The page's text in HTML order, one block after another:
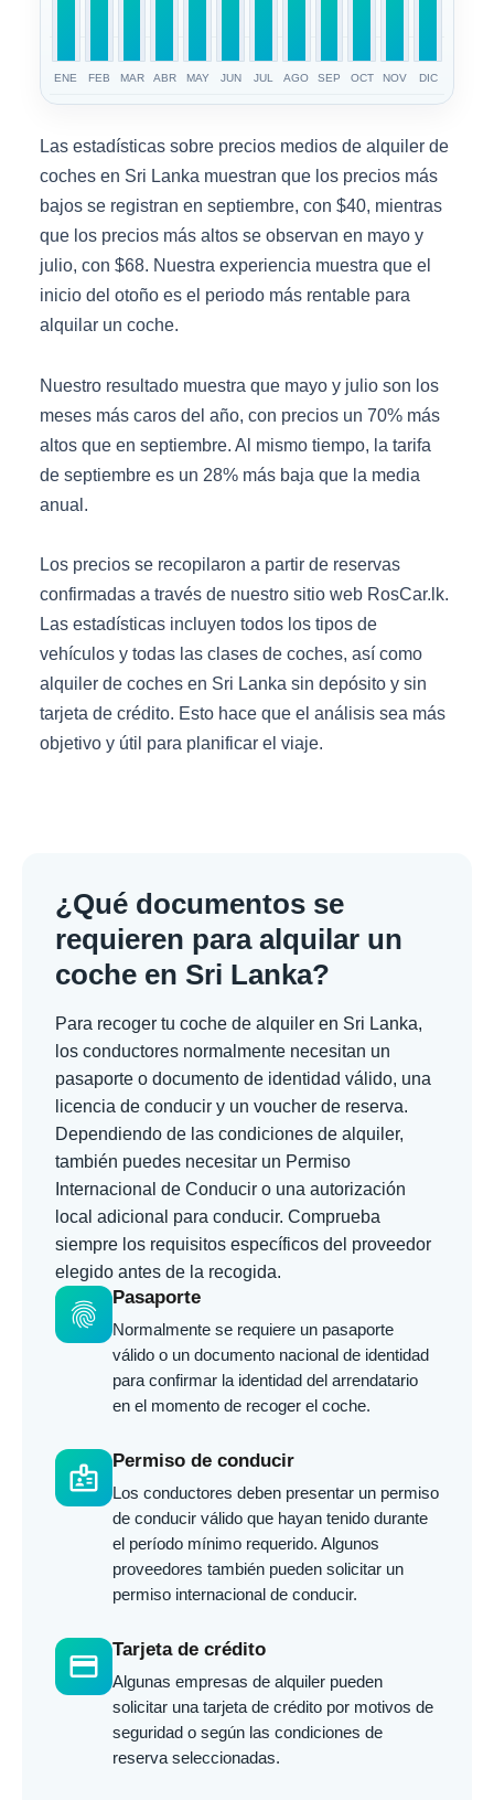
ENE FEB MAR ABR MAY JUN JUL AGO SEP OCT NOV DIC
Las estadísticas sobre precios medios de alquiler de
coches en Sri Lanka muestran que los precios más
bajos se registran en septiembre, con $40, mientras
que los precios más altos se observan en mayo y
julio, con $68. Nuestra experiencia muestra que el
inicio del otoño es el periodo más rentable para
alquilar un coche.
Nuestro resultado muestra que mayo y julio son los
meses más caros del año, con precios un 70% más
altos que en septiembre. Al mismo tiempo, la tarifa
de septiembre es un 28% más baja que la media
anual.
Los precios se recopilaron a partir de reservas
confirmadas a través de nuestro sitio web RosCar.lk.
Las estadísticas incluyen todos los tipos de
vehículos y todas las clases de coches, así como
alquiler de coches en Sri Lanka sin depósito y sin
tarjeta de crédito. Esto hace que el análisis sea más
objetivo y útil para planificar el viaje.
¿Qué documentos se
requieren para alquilar un
coche en Sri Lanka?
Para recoger tu coche de alquiler en Sri Lanka,
los conductores normalmente necesitan un
pasaporte o documento de identidad válido, una
licencia de conducir y un voucher de reserva.
Dependiendo de las condiciones de alquiler,
también puedes necesitar un Permiso
Internacional de Conducir o una autorización
local adicional para conducir. Comprueba
siempre los requisitos específicos del proveedor
elegido antes de la recogida.
fingerprint
Pasaporte
Normalmente se requiere un pasaporte
válido o un documento nacional de identidad
para confirmar la identidad del arrendatario
en el momento de recoger el coche.
badge
Permiso de conducir
Los conductores deben presentar un permiso
de conducir válido que hayan tenido durante
el período mínimo requerido. Algunos
proveedores también pueden solicitar un
permiso internacional de conducir.
credit_card
Tarjeta de crédito
Algunas empresas de alquiler pueden
solicitar una tarjeta de crédito por motivos de
seguridad o según las condiciones de
reserva seleccionadas.